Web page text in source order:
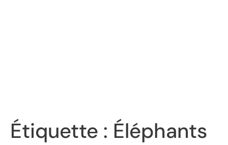
Étiquette : Éléphants